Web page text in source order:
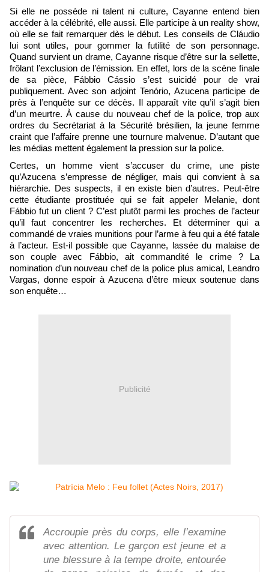
Si elle ne possède ni talent ni culture, Cayanne entend bien
accéder à la célébrité, elle aussi. Elle participe à un reality show,
où elle se fait remarquer dès le début. Les conseils de Cláudio
lui sont utiles, pour gommer la futilité de son personnage.
Quand survient un drame, Cayanne risque d’être sur la sellette,
frôlant l’exclusion de l’émission. En effet, lors de la scène finale
de sa pièce, Fábbio Cássio s’est suicidé pour de vrai
publiquement. Avec son adjoint Tenório, Azucena participe de
près à l’enquête sur ce décès. Il apparaît vite qu’il s’agit bien
d’un meurtre. À cause du nouveau chef de la police, trop aux
ordres du Secrétariat à la Sécurité brésilien, la jeune femme
craint que l’affaire prenne une tournure malvenue. D’autant que
les médias mettent également la pression sur la police.
Certes, un homme vient s’accuser du crime, une piste
qu’Azucena s’empresse de négliger, mais qui convient à sa
hiérarchie. Des suspects, il en existe bien d’autres. Peut-être
cette étudiante prostituée qui se fait appeler Melanie, dont
Fábbio fut un client ? C’est plutôt parmi les proches de l’acteur
qu’il faut concentrer les recherches. Et déterminer qui a
commandé de vraies munitions pour l’arme à feu qui a été fatale
à l’acteur. Est-il possible que Cayanne, lassée du malaise de
son couple avec Fábbio, ait commandité le crime ? La
nomination d’un nouveau chef de la police plus amical, Leandro
Vargas, donne espoir à Azucena d’être mieux soutenue dans
son enquête…
Publicité
Accroupie près du corps, elle l’examine
avec attention. Le garçon est jeune et a
une blessure à la tempe droite, entourée